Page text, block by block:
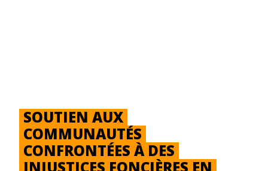
SOUTIEN AUX
COMMUNAUTÉS
CONFRONTÉES À DES